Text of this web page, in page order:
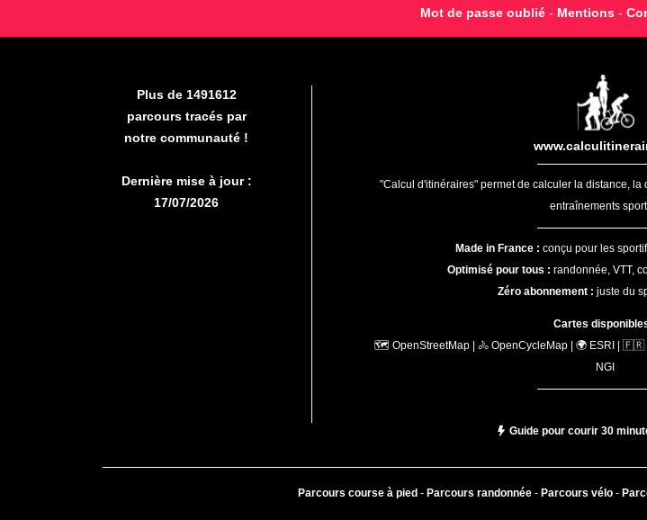
Mot de passe oublié- Mentions-
Plus de 1491612
parcours tracés par
notre communauté !
Dernière mise à jour :
17/07/2026
"Calcul d'itinéraires" permet de calculer la distance,
entraînements
Made in France : conçu pour les
Optimisé pour tous : randonnée, VTT,
Zéro abonnement : juste du
Cartes
🗺️ OpenStreetMap | 🚴 OpenCycleMap | 🌍 ESRI |
NGI
Guide pour courir 30
Parcours course à pied - Parcours randonnée- Parcours vélo-